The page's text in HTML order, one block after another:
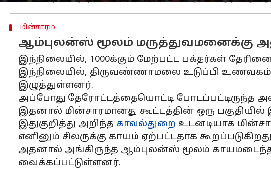
மின்சாரம்
ஆம்புலன்ஸ் மூலம் மருத்துவமனைக்கு
இந்நிலையில், 1000க்கும் மேற்பட்ட பக்தர்கள்
இந்நிலையில், திருவண்ணாமலை உடுப்பி உணவகம்
இழுத்துள்ளனர்.
அப்போது தேரோட்டத்தையொட்டி போடப்பட்டிருந்த
இதனால் மின்சாரமானது கூட்டத்தின் ஒரு பகுதியில்
இதுகுறித்து அறிந்த காவல்துறை உடனடியாக
எனினும் சிலருக்கு காயம் ஏற்பட்டதாக
அதனால் அங்கிருந்த ஆம்புலன்ஸ் மூலம் காயமடைந்த
வைக்கப்பட்டுள்ளனர்.